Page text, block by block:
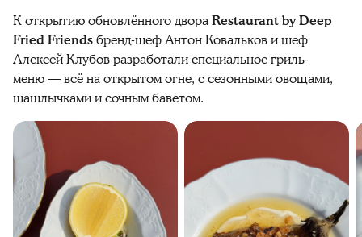
К открытию обновлённого двораRestaurant by Deep
Fried Friendsбренд-шеф Антон Ковальков и шеф
Алексей Клубов разработали специальное гриль-
меню — всё на открытом огне, с сезонными овощами,
шашлычками и сочным баветом.